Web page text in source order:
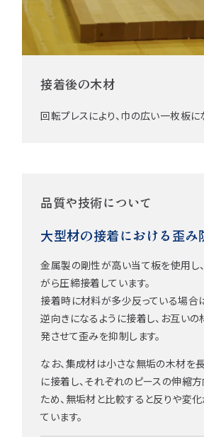
接着後の木材
回転プレスにより、巾の広い一枚板に
品質や技術について
大型材の接着における歪み
金属製の剛性が高い当て板を使用し
がら圧締接着しています。
接着時に材料が多少反っている場合
逆向きになるように接着し、お互い
発させて歪みを抑制します。
なお、集成材は小さな無垢の木材を
に接着し、それぞれのピースの伸縮
ため、無垢材と比較すると反りや変化
ています。